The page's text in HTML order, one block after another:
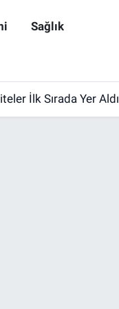
Sağlık
İlk Sırada Yer Aldı